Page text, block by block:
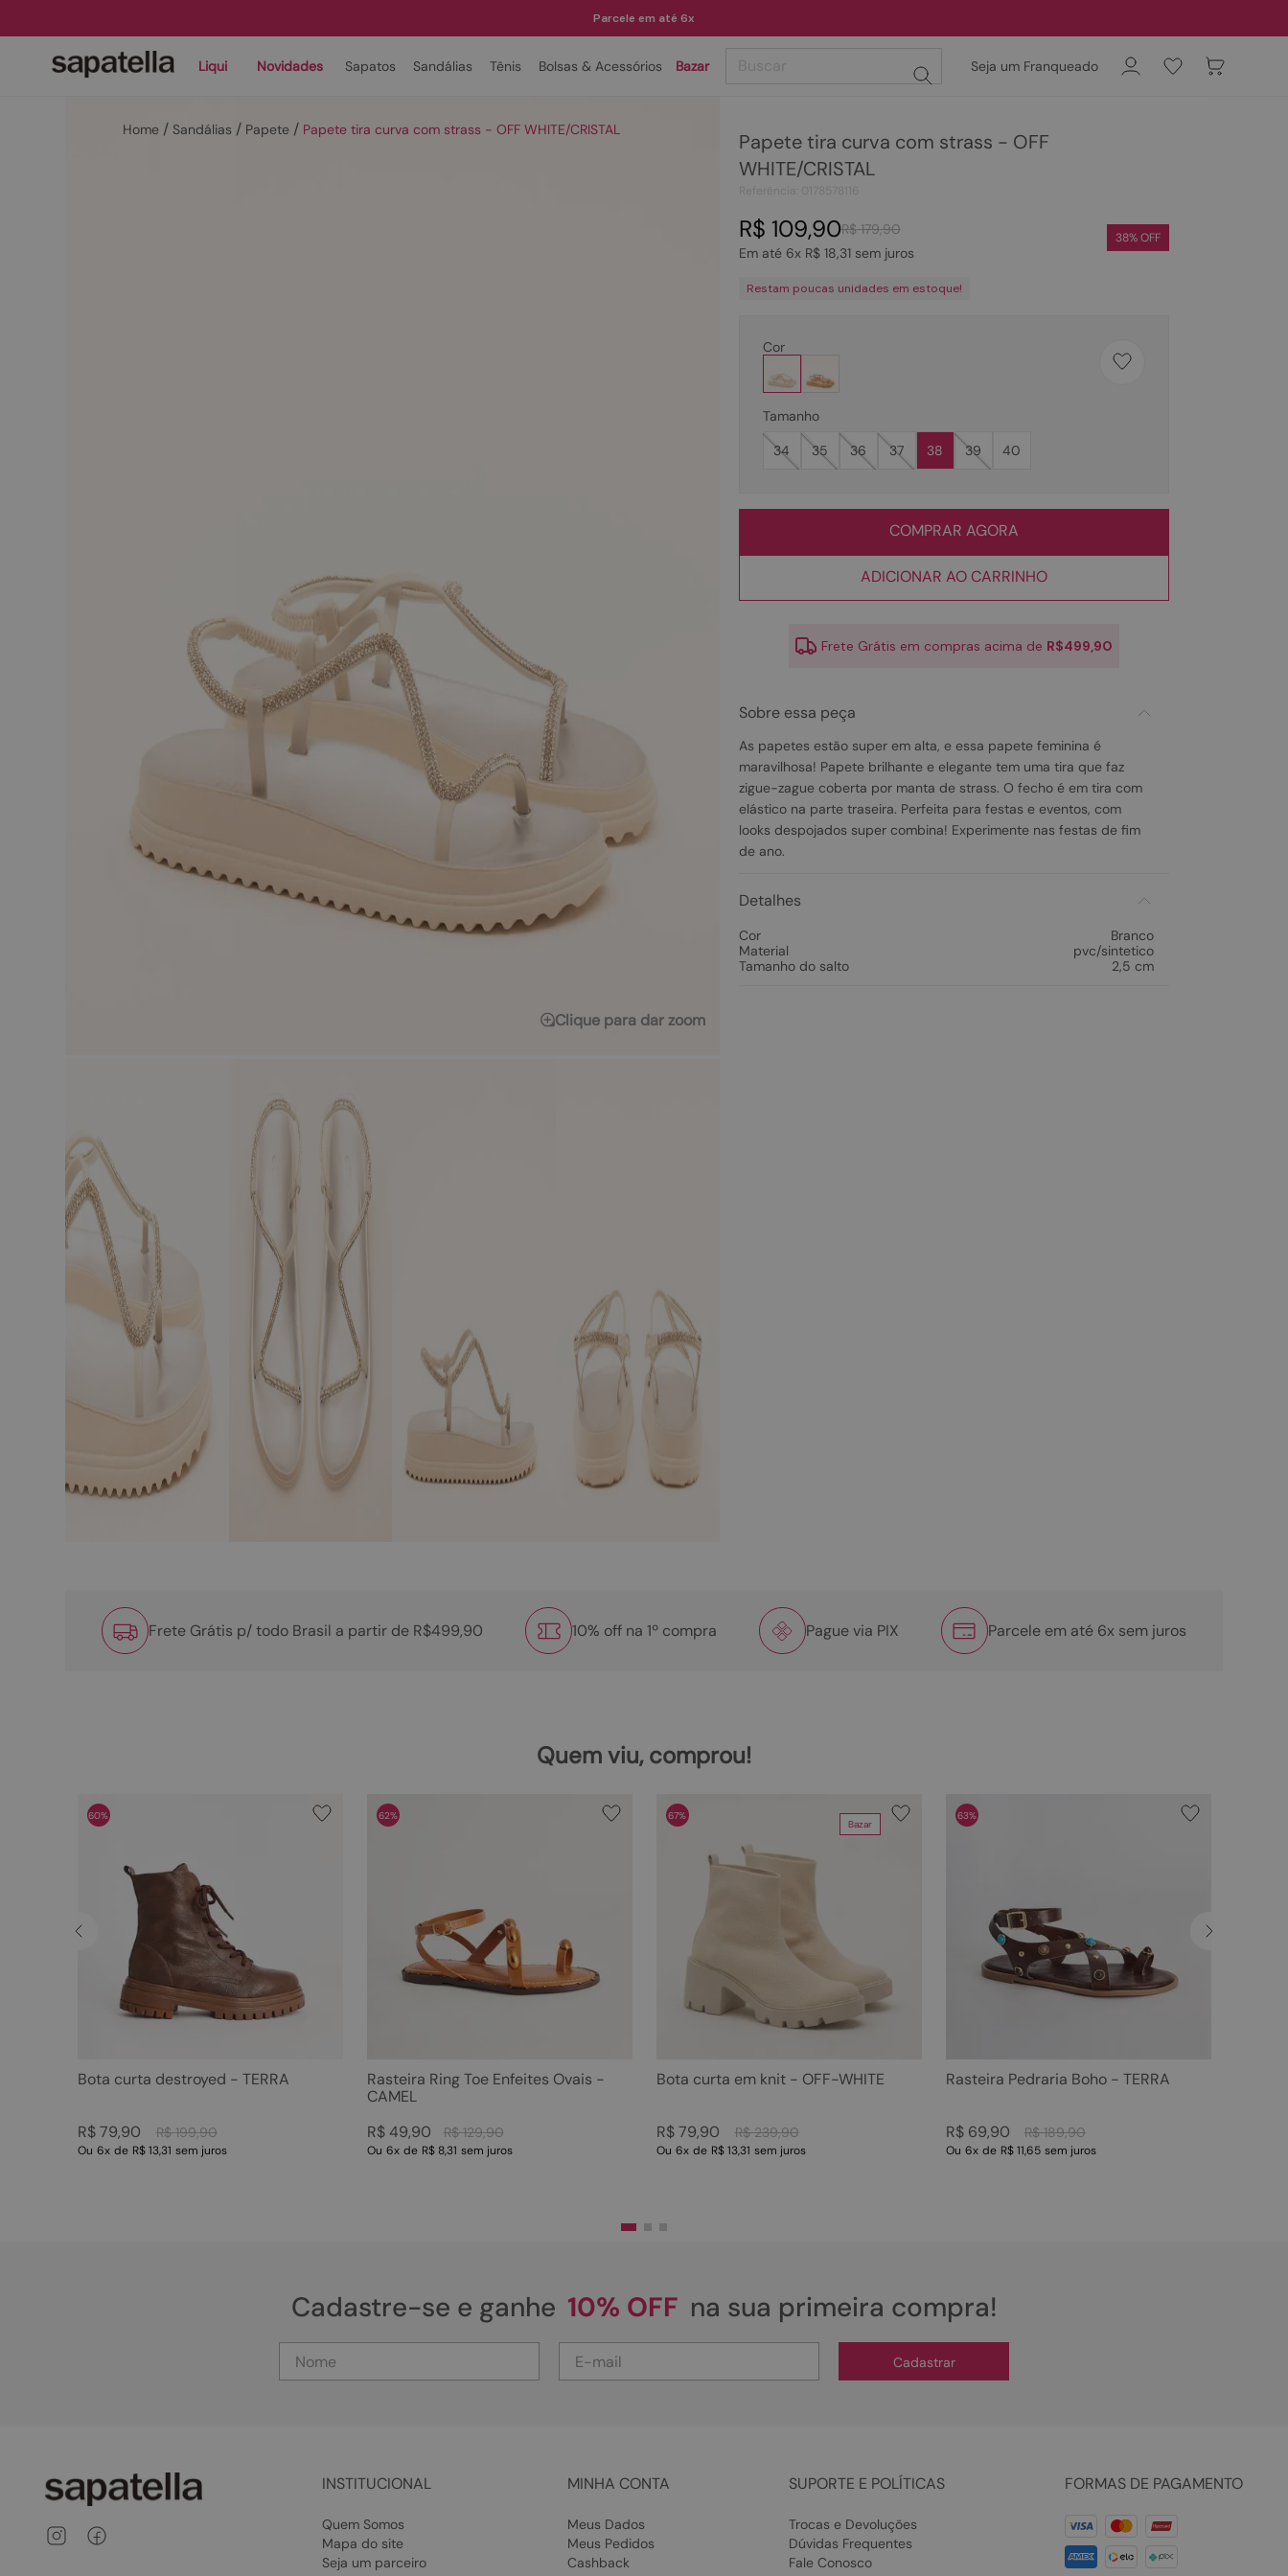
Parcele em até 6x
Liqui Novidades Sapatos Sandálias Tênis Bolsas & Acessórios Bazar Seja um Franqueado
Sandálias Papete Papete tira curva com strass - OFF WHITE/CRISTAL
Clique para dar zoom
Papete tira curva com strass - OFF
WHITE/CRISTAL
R$ 179,90
R$ 109,90
Em até 6x R$ 18,31sem juros
38% OFF
Restam poucas unidades em estoque!
Cor
Tamanho
34
35 36 37 38 39 40
COMPRAR AGORA
ADICIONAR AO CARRINHO
Frete Grátis em compras acima de R$499,90
Sobre essa peça
As papetes estão super em alta, e essa papete feminina é
maravilhosa! Papete brilhante e elegante tem uma tira que faz
zigue-zague coberta por manta de strass. O fecho é em tira com
elástico na parte traseira. Perfeita para festas e eventos, com
looks despojados super combina! Experimente nas festas de fim
de ano.
Detalhes
Cor
Branco
Material
pvc/sintetico
Tamanho do salto
2,5 cm
Frete Grátis p/ todo Brasil a partir de R$499,90 10% off na 1º compra Pague via PIX Parcele em até 6x sem juros
Quem viu, comprou!
60%
Bota curta destroyed - TERRA
R$ 199,90
R$ 79,90
Ou 6x de R$ 13,31 sem juros
62%
Rasteira Ring Toe Enfeites Ovais -
CAMEL
R$ 129,90
R$ 49,90
Ou 6x de R$ 8,31 sem juros
Bazar
67%
Bota curta em knit - OFF-WHITE
R$ 239,90
R$ 79,90
Ou 6x de R$ 13,31 sem juros
63%
Rasteira Pedraria Boho - TERRA
R$ 189,90
R$ 69,90
Ou 6x de R$ 11,65 sem juros
Cadastre-se e ganhe 10% OFF na sua primeira compra!
Cadastrar
INSTITUCIONAL
Quem Somos
Mapa do site
Seja um parceiro
MINHA CONTA
Meus Dados
Meus Pedidos
Cashback
SUPORTE E POLÍTICAS
Trocas e Devoluções
Dúvidas Frequentes
Fale Conosco
FORMAS DE PAGAMENTO